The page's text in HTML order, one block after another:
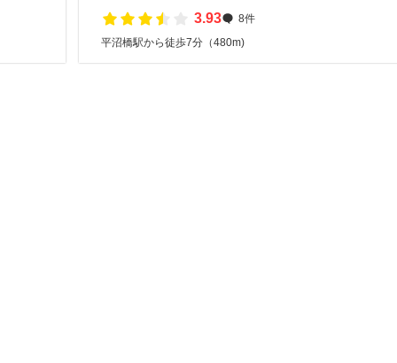
3.93
8件
平沼橋駅から徒歩7分（480m)